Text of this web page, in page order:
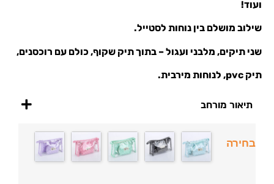
ועוד!
שילוב מושלם בין נוחות לסטייל.
שני תיקים, מלבני ועגול – בתוך תיק שקוף, כולם עם רוכסנים,
תיק pvc, לנוחות מירבית.
תיאור מורחב
בחירה